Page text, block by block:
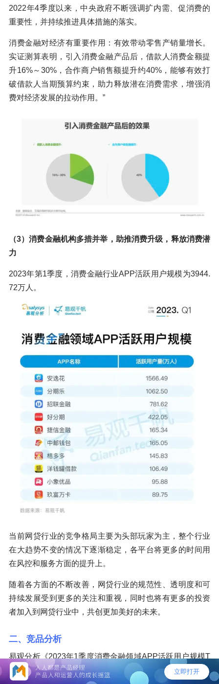
2022年4季度以来，中央政府不断强调扩内需、促消费的
重要性，并持续推进具体措施的落实。
消费金融对经济有重要作用：有效带动零售产销量增长。
实证测算表明，引入消费金融产品后，借款人消费金额提
升16%～30%，合作商户销售额提升约40%，能够有效打
破借款人当期预算约束，助力释放潜在消费需求，增强消
费对经济发展的拉动作用。”
（3）消费金融机构多措并举，助推消费升级，释放消费潜
力
2023年第1季度，消费金融行业APP活跃用户规模为3944.
72万人。
当前网贷行业的竞争格局主要为头部玩家为主，整个行业
在大趋势不变的情况下逐渐稳定，各平台将更多的时间用
在风控和服务方面的提升上。
随着各方面的不断改善，网贷行业的规范性、透明度和可
持续发展受到更多的关注和重视，同时也将有更多的投资
者加入到网贷行业中，共创更加美好的未来。
二、竞品分析
易观分析《2023年1季度消费金融领域APP活跃用户规模T
OP10榜单》如下，安逸花和分期乐领先。